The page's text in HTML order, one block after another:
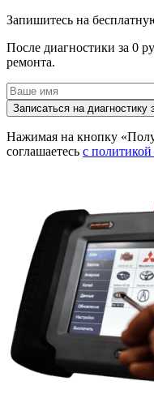
Запишитесь на
После диагностики за 0
ремонта.
Записаться на диагностику
Нажимая на кнопку
соглашаетесь с